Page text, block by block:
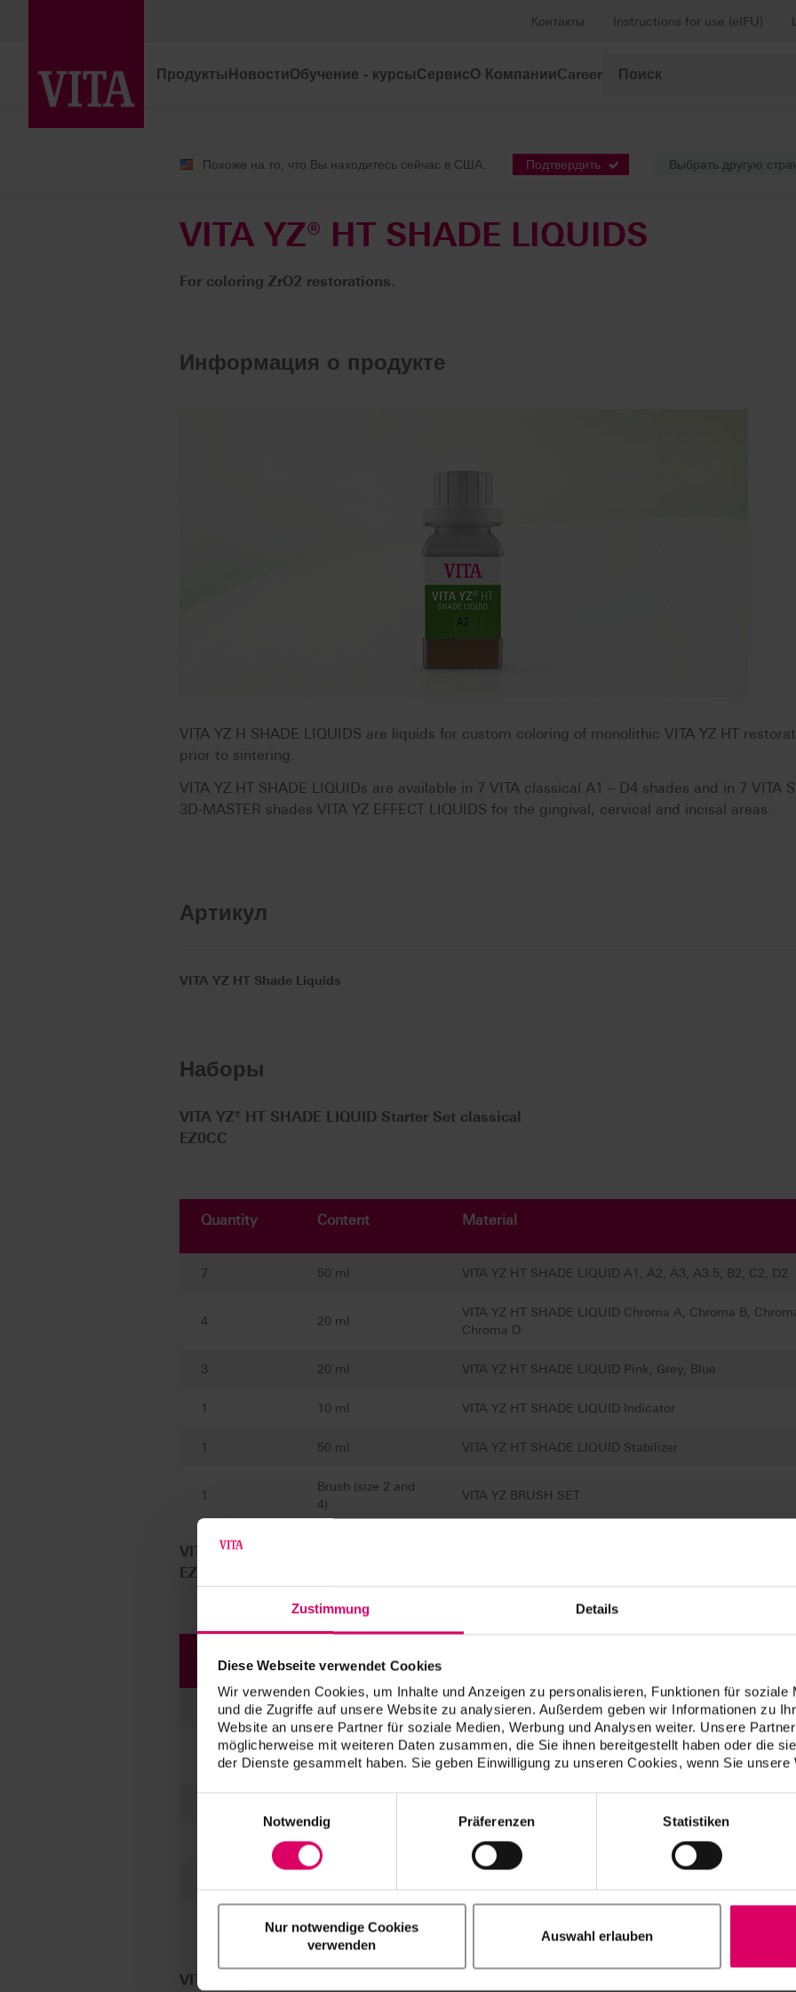
Zustimmung Details
Diese Webseite verwendet Cookies
Wir verwenden Cookies, um Inhalte und Anzeigen zu personalisieren, Funktionen für soziale
und die Zugriffe auf unsere Website zu analysieren. Außerdem geben wir Informationen zu
Website an unsere Partner für soziale Medien, Werbung und Analysen weiter. Unsere
möglicherweise mit weiteren Daten zusammen, die Sie ihnen bereitgestellt haben oder die
der Dienste gesammelt haben. Sie geben Einwilligung zu unseren Cookies, wenn Sie
Notwendig
Präferenzen Statistiken
Nur notwendige Cookies
verwenden
Auswahl erlauben
Контакты Instructions for use (eIFU)
ПродуктыНовостиОбучение - курсыСервисО КомпанииCareer
Похоже на то, что Вы находитесь сейчас в США. Подтвердить Выбрать другую
VITA YZ® HT SHADE LIQUIDS
For coloring ZrO2 restorations.
Информация о продукте
VITA YZ H SHADE LIQUIDS are liquids for custom coloring of monolithic VITA YZ HT
prior to sintering.
VITA YZ HT SHADE LIQUIDs are available in 7 VITA classical A1 – D4 shades and in 7 VITA
3D-MASTER shades VITA YZ EFFECT LIQUIDS for the gingival, cervical and incisal areas.
Артикул
VITA YZ HT Shade Liquids
Наборы
VITA YZ® HT SHADE LIQUID Starter Set classical
EZ0CC
Quantity Content Material
7 50 ml VITA YZ HT SHADE LIQUID A1, A2, A3, A3.5, B2, C2, D2
4 20 ml
VITA YZ HT SHADE LIQUID Chroma A, Chroma B,
Chroma D
3 20 ml VITA YZ HT SHADE LIQUID Pink, Grey, Blue
1 10 ml VITA YZ HT SHADE LIQUID Indicator
1 50 ml VITA YZ HT SHADE LIQUID Stabilizer
1
Brush (size 2 and
4)
VITA YZ BRUSH SET
VITA YZ® HT SHADE LIQUID Starter Set VITA classical A1-D4®
EZ0CYC
50 ml VITA YZ HT SHADE LIQUID A1, A2, A3, A3.5, B2, C2, D2
VITA YZ EFFECT LIQUID Chroma A, Chroma B, Chroma
Chroma D
10 ml VITA YZ EFFECT LIQUID Indicator
Brush (size 2 and
VITA YZ BRUSH SET
VITA YZ® HT SHADE LIQUID Starter Set 3D-MASTER